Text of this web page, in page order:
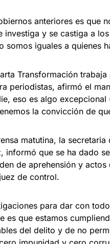
anteriores es que
investiga y se castiga a
somos iguales a quienes
Transformación
periodistas, afirmó el
eso es algo
la convicción de
matutina, la
informó que se ha dado
de aprehensión y
de control.
para dar con
es que estamos
del delito y de no